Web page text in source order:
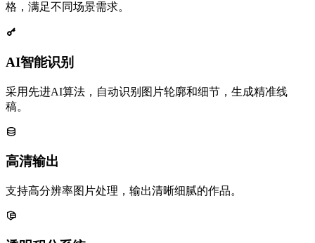
格，满足不同场景需求。
AI智能识别
采用先进AI算法，自动识别图片轮廓和细节，生成精准线
稿。
高清输出
支持高分辨率图片处理，输出清晰细腻的作品。